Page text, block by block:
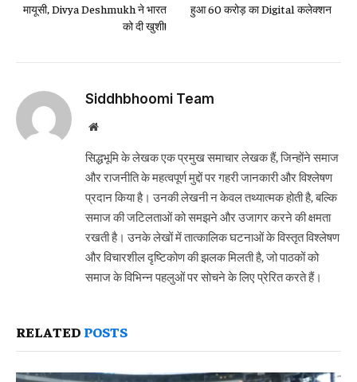
मायूसी, Divya Deshmukh ने भारत
को दी खुशी!
हुआ ₹60 करोड़ का Digital कलेक्शन
Siddhbhoomi Team
Website
सिद्धभूमि के लेखक एक प्रमुख समाचार लेखक हैं, जिन्होंने समाज
और राजनीति के महत्वपूर्ण मुद्दों पर गहरी जानकारी और विश्लेषण
प्रदान किया है। उनकी लेखनी न केवल तथ्यात्मक होती है, बल्कि
समाज की जटिलताओं को समझने और उजागर करने की क्षमता
रखती है। उनके लेखों में तात्कालिक घटनाओं के विस्तृत विश्लेषण
और विचारशील दृष्टिकोण की झलक मिलती है, जो पाठकों को
समाज के विभिन्न पहलुओं पर सोचने के लिए प्रेरित करते हैं।
RELATED POSTS